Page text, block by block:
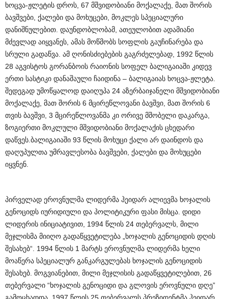
ხოცვა-ჟლეტის დროს, 67 მშვიდობიანი მოქალაქე, მათ შორის
ბავშვები, ქალები და მოხუცები, მოკლეს სპეციალური
დანიშნულებით. დაუნდობლობამ, ათეულობით ადამიანი
მძევლად აიყვანეს, ამას მოწმობს სოფლის გაუჩინარება და
სრული გადაწვა. ამ ღონისძიებების გაგრძელებად, 1992 წლის
28 აგვისტოს გორანბოის რაიონის სოფელ ბალიგაიაში კიდევ
ერთი სასტიკი დანაშაული ჩაიდინა – ბალიგაიას ხოცვა-ჟლეტა.
შედეგად უმოწყალოდ დაიღუპა 24 აზერბაიჯანელი მშვიდობიანი
მოქალაქე, მათ შორის 6 მცირეწლოვანი ბავშვი, მათ შორის 6
თვის ბავშვი, 3 მცირეწლოვანმა კი ორივე მშობელი დაკარგა,
ზოგიერთი მოკლული მშვიდობიანი მოქალაქის ცხედარი
დაწვეს.ბალიგაიაში 93 წლის მოხუცი ქალი არ დაინდოს და
დაღუპულთა უმრავლესობა ბავშვები, ქალები და მოხუცები
იყვნენ.
პირველად ეროვნულმა ლიდერმა ჰეიდარ ალიევმა ხოჯალის
გენოციდს იურიდიული და პოლიტიკური ფასი მისცა. დიდი
ლიდერის ინიციატივით, 1994 წლის 24 თებერვალს, მილი
მეჯლისმა მიიღო გადაწყვეტილება „ხოჯალის გენოციდის დღის
შესახებ“. 1994 წლის 1 მარტს ეროვნულმა ლიდერმა ხელი
მოაწერა სპეციალურ განკარგულებას ხოჯალის გენოციდის
შესახებ. მოგვიანებით, მილი მეჯლისის გადაწყვეტილებით, 26
თებერვალი “ხოჯალის გენოციდი და გლოვის ეროვნული დღე”
გამოცხადდა. 1997 წლის 25 თებერვალს პრეზიდენტმა ჰეიდარ